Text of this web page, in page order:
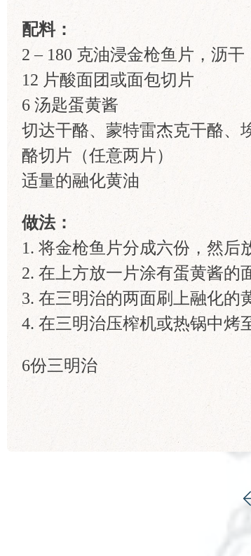
配料：
2 – 180 克油浸金枪鱼片，沥干
12 片酸面团或面包切片
6 汤匙蛋黄酱
切达干酪、蒙特雷杰克干酪、
酪切片（任意两片）
适量的融化黄油
做法：
1. 将金枪鱼片分成六份，然后
2. 在上方放一片涂有蛋黄酱的
3. 在三明治的两面刷上融化的
4. 在三明治压榨机或热锅中烤
6份三明治